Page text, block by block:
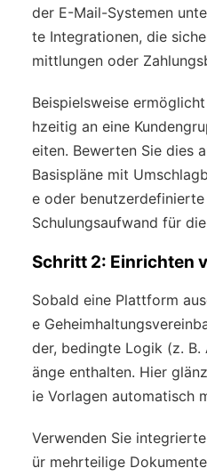
der E-Mail-Systemen
te Integrationen, die
mittlungen oder
Beispielsweise
hzeitig an eine
eiten. Bewerten Sie dies
Basispläne mit
e oder
Schulungsaufwand für
Schritt 2: Einrichten
Sobald eine Plattform
e
der, bedingte Logik (z.
änge enthalten. Hier
ie Vorlagen automatisch
Verwenden Sie
ür mehrteilige